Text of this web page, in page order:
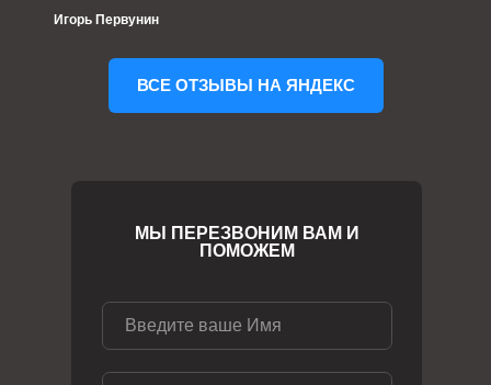
Игорь Первунин
ВСЕ ОТЗЫВЫ НА ЯНДЕКС
МЫ ПЕРЕЗВОНИМ ВАМ И
ПОМОЖЕМ